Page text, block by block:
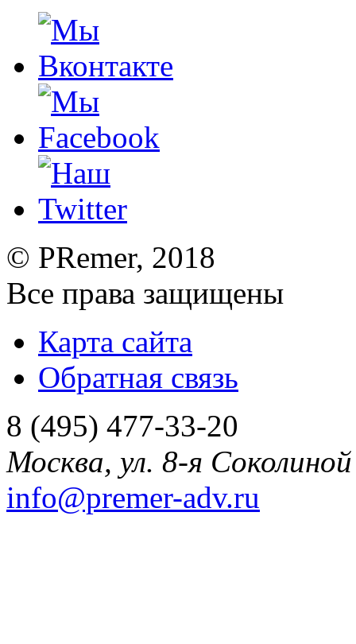
© PRemer, 2018
Все права защищены
Карта сайта
Обратная связь
8 (495) 477-33-20
Москва, ул. 8-я
info@premer-adv.ru